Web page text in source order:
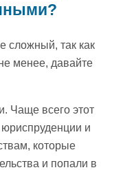
сложный, так как
менее, давайте
Чаще всего этот
и
которые
и попали в